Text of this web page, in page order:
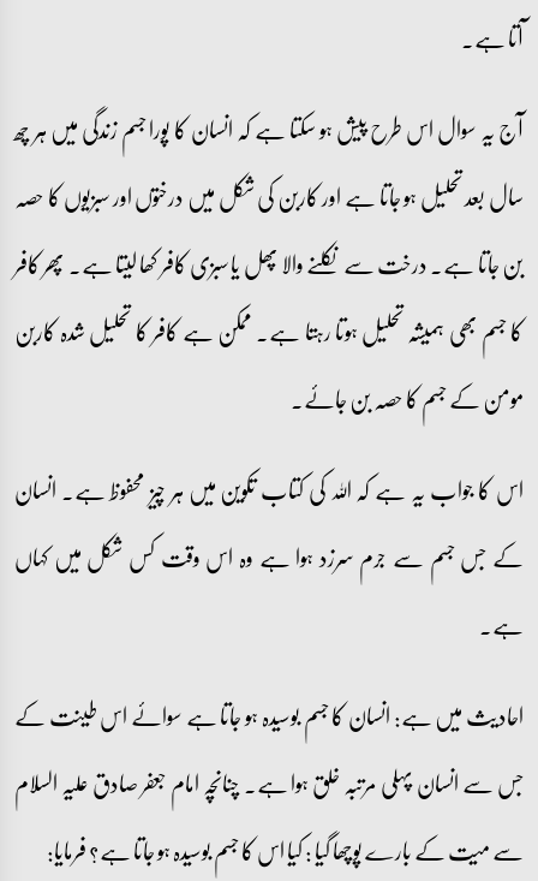
آتا ہے۔
آج یہ سوال اس طرح پیش ہو سکتا ہے کہ انسان کا پورا جسم زندگی میں ہر چھ
سال بعد تحلیل ہو جاتا ہے اور کاربن کی شکل میں درختوں اور سبزیوں کا حصہ
بن جاتا ہے۔ درخت سے نکلنے والا پھل یا سبزی کافر کھا لیتا ہے۔ پھر کافر
کا جسم بھی ہمیشہ تحلیل ہوتا رہتا ہے۔ ممکن ہے کافر کا تحلیل شدہ کاربن
مومن کے جسم کا حصہ بن جائے۔
اس کا جواب یہ ہے کہ اللہ کی کتاب تکوین میں ہر چیز محفوظ ہے۔ انسان
کے جس جسم سے جرم سرزد ہوا ہے وہ اس وقت کس شکل میں کہاں
ہے۔
احادیث میں ہے: انسان کا جسم بوسیدہ ہو جاتا ہے سوائے اس طینت کے
جس سے انسان پہلی مرتبہ خلق ہوا ہے۔ چنانچہ امام جعفر صادق علیہ السلام
سے میت کے بارے پوچھا گیا : کیا اس کا جسم بوسیدہ ہو جاتا ہے؟ فرمایا: